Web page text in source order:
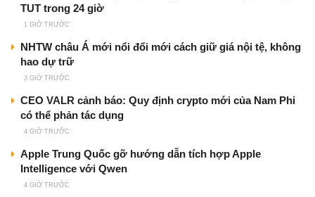
TUT trong 24 giờ
1 GIỜ TRƯỚC
NHTW châu Á mới nổi đổi mới cách giữ giá nội tệ, không
hao dự trữ
3 GIỜ TRƯỚC
CEO VALR cảnh báo: Quy định crypto mới của Nam Phi
có thể phản tác dụng
4 GIỜ TRƯỚC
Apple Trung Quốc gỡ hướng dẫn tích hợp Apple
Intelligence với Qwen
4 GIỜ TRƯỚC